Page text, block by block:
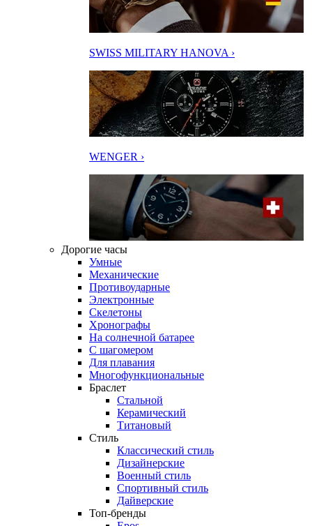
SWISS MILITARY HANOVA ›
WENGER ›
Дорогие часы
Умные
Механические
Противоударные
Электронные
Скелетоны
Хронографы
На солнечной батарее
С шагомером
Для плавания
Многофункциональные
Браслет
Стальной
Керамический
Титановый
Стиль
Классический стиль
Дизайнерские
Военный стиль
Спортивный стиль
Дайверские
Топ-бренды